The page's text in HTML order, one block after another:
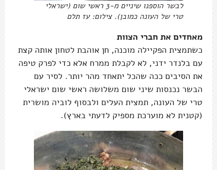
לבשר הוספנו שיניים מ-3 ראשי שום (ישראלי
טרי של העונה כמובן). צילום: עז תלם
מאחדים את חברי הצוות
כשתמצית הפקיילה מוכנה, חן אוהבת לטחון אותה קצת
עם בלנדר ידני, לא לקבלת ממרח אלא כדי לפרק טיפה
את הסיבים ככה שהכל יתאחד מהר יותר. לסיר עם
הבשר נכנסות שיני שום משלושה ראשי שום ישראלי
טרי של העונה, תמצית העלים ולבסוף לוביה מושרית
(קטנית לא מוערכת מספיק לדעתי בארץ).